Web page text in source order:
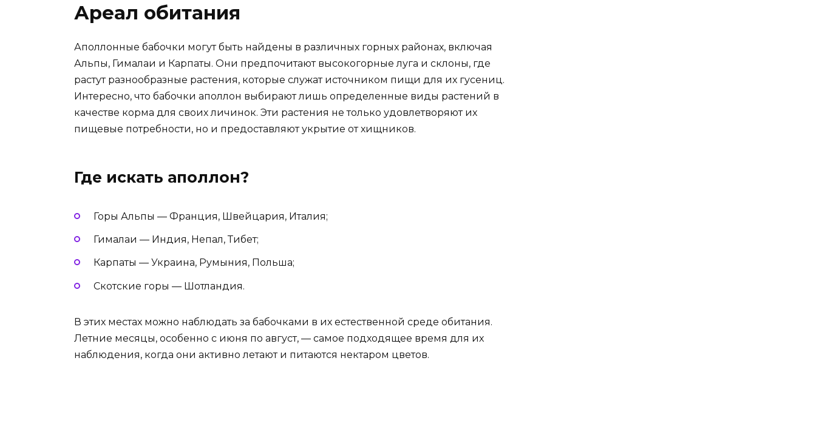
Ареал обитания
Аполлонные бабочки могут быть найдены в различных горных районах, включая
Альпы, Гималаи и Карпаты. Они предпочитают высокогорные луга и склоны, где
растут разнообразные растения, которые служат источником пищи для их гусениц.
Интересно, что бабочки аполлон выбирают лишь определенные виды растений в
качестве корма для своих личинок. Эти растения не только удовлетворяют их
пищевые потребности, но и предоставляют укрытие от хищников.
Где искать аполлон?
Горы Альпы — Франция, Швейцария, Италия;
Гималаи — Индия, Непал, Тибет;
Карпаты — Украина, Румыния, Польша;
Скотские горы — Шотландия.
В этих местах можно наблюдать за бабочками в их естественной среде обитания.
Летние месяцы, особенно с июня по август, — самое подходящее время для их
наблюдения, когда они активно летают и питаются нектаром цветов.